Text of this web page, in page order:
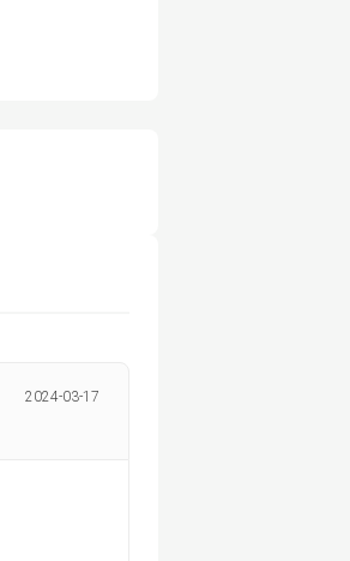
2024-03-17